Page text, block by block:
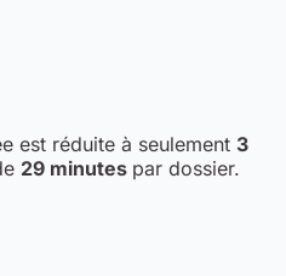
est réduite à seulement 3
29 minutes par dossier.